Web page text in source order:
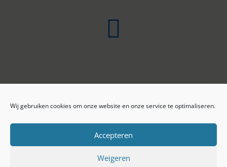
Wij gebruiken cookies om onze website en onze service te optimaliseren.
Accepteren
Weigeren
ONLINE ARCHIEF
Privacy beleid